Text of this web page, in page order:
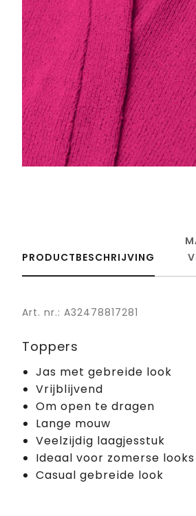
PRODUCTBESCHRIJVING
Art. nr.: A32478817281
Toppers
Jas met gebreide look
Vrijblijvend
Om open te dragen
Lange mouw
Veelzijdig laagjesstuk
Ideaal voor zomerse looks
Casual gebreide look